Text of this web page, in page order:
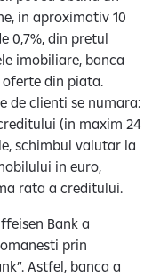
in aproximativ 10
0,7%, din pretul
imobiliare, banca
din piata.
de clienti se numara:
(in maxim 24
schimbul valutar la
in euro,
rata a creditului.
Bank a
prin
Astfel, banca a